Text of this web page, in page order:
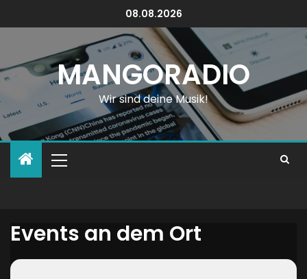
08.08.2026
MANGORADIO
Wir sind deine Musik!
Events an dem Ort